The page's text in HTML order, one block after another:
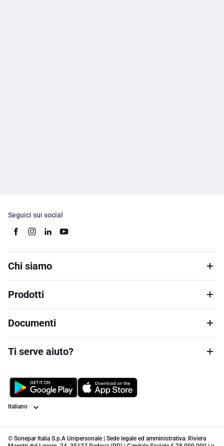
Seguici sui social
Chi siamo
Prodotti
Documenti
Ti serve aiuto?
Lingua
© Sonepar Italia S.p.A Unipersonale | Sede legale ed amministrativa: Riviera